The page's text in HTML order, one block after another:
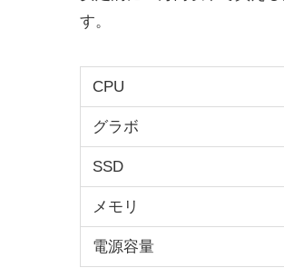
す。
CPU
グラボ
SSD
メモリ
電源容量